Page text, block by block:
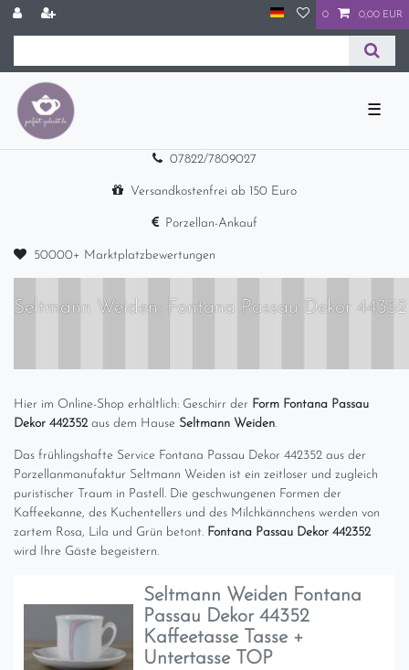
0 0,00 EUR
☰
07822/7809027
Versandkostenfrei ab 150 Euro
Porzellan-Ankauf
50000+ Marktplatzbewertungen
Seltmann Weiden: Fontana Passau Dekor 44352
Hier im Online-Shop erhältlich: Geschirr der Form Fontana Passau
Dekor 442352 aus dem Hause Seltmann Weiden.
Das frühlingshafte Service Fontana Passau Dekor 442352 aus der
Porzellanmanufaktur Seltmann Weiden ist ein zeitloser und zugleich
puristischer Traum in Pastell. Die geschwungenen Formen der
Kaffeekanne, des Kuchentellers und des Milchkännchens werden von
zartem Rosa, Lila und Grün betont. Fontana Passau Dekor 442352
wird Ihre Gäste begeistern.
Seltmann Weiden Fontana
Passau Dekor 44352
Kaffeetasse Tasse +
Untertasse TOP